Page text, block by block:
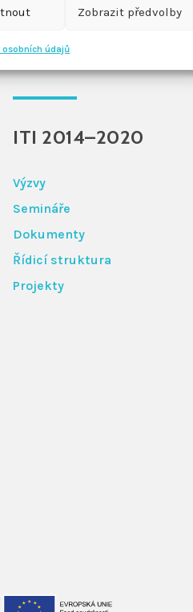
Zobrazit předvolby
osobních údajů
ITI 2014–2020
Výzvy
Semináře
Dokumenty
Řídicí struktura
Projekty